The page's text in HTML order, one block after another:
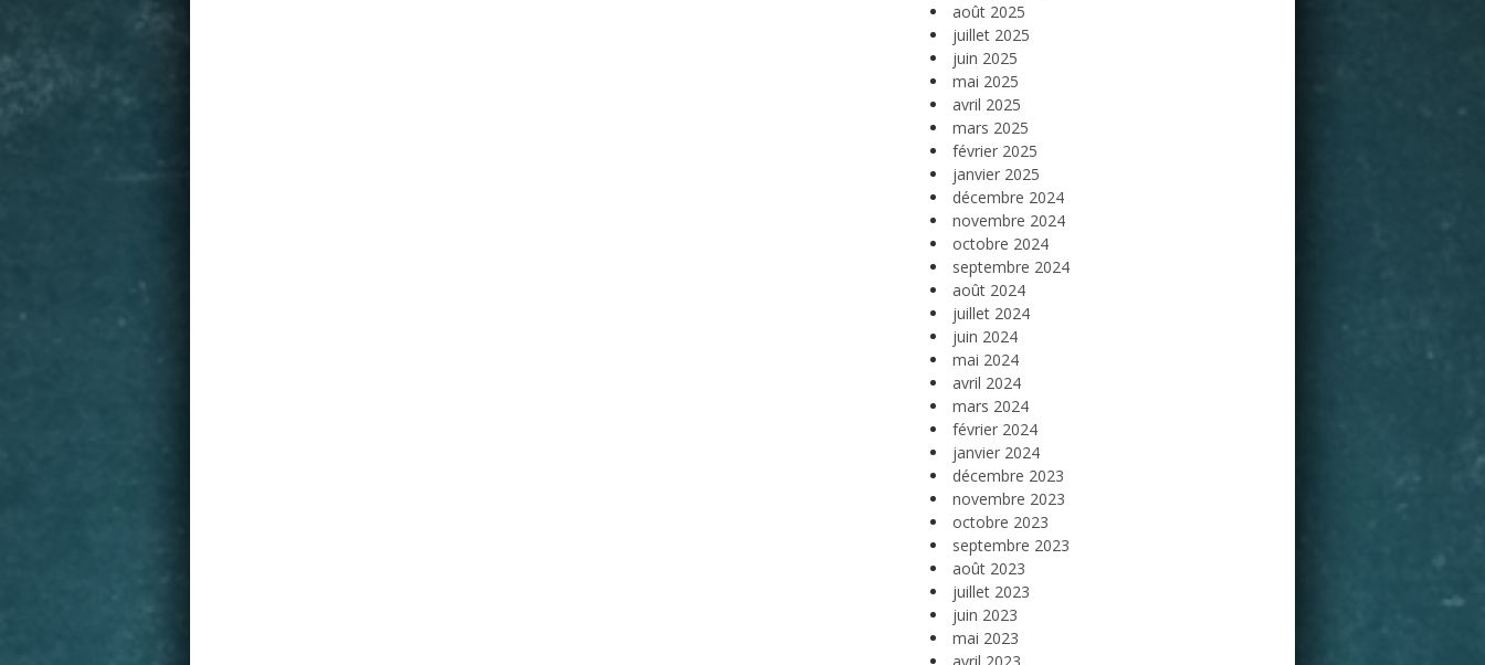
août 2025
juillet 2025
juin 2025
mai 2025
avril 2025
mars 2025
février 2025
janvier 2025
décembre 2024
novembre 2024
octobre 2024
septembre 2024
août 2024
juillet 2024
juin 2024
mai 2024
avril 2024
mars 2024
février 2024
janvier 2024
décembre 2023
novembre 2023
octobre 2023
septembre 2023
août 2023
juillet 2023
juin 2023
mai 2023